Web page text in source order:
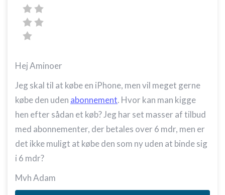
Hej Aminoer
Jeg skal til at købe en iPhone, men vil meget gerne
købe den uden abonnement. Hvor kan man kigge
hen efter sådan et køb? Jeg har set masser af tilbud
med abonnementer, der betales over 6 mdr, men er
det ikke muligt at købe den som ny uden at binde sig
i 6 mdr?
Mvh Adam